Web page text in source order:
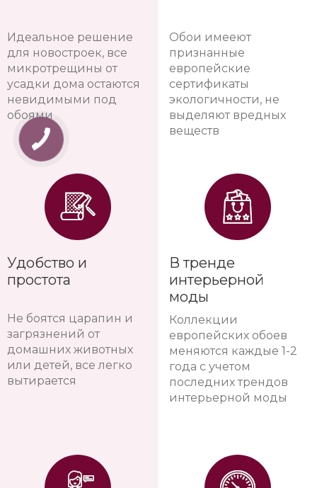
Идеальное решение
для новостроек, все
микротрещины от
усадки дома остаются
невидимыми под
обоями
Удобство и
простота
Не боятся царапин и
загрязнений от
домашних животных
или детей, все легко
вытирается
Обои имееют
признанные
европейские
сертификаты
экологичности, не
выделяют вредных
веществ
В тренде
интерьерной
моды
Коллекции
европейских обоев
меняются каждые 1-2
года с учетом
последних трендов
интерьерной моды